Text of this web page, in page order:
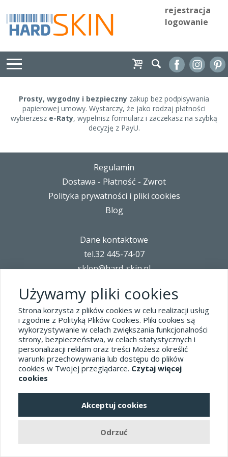
rejestracja
logowanie
Prosty, wygodny i bezpieczny zakup bez podpisywania
papierowej umowy. Wystarczy, że jako rodzaj płatności
wybierzesz e-Raty, wypełnisz formularz i zaczekasz na szybką
decyzję z PayU.
Regulamin
Dostawa - Płatność - Zwrot
Polityka prywatności i pliki cookies
Blog
Dane kontaktowe
tel.32 445-74-07
sklep@hard-skin.pl
Realizacja: KM7.pl
pełna wersja sklepu
Używamy pliki cookies
Strona korzysta z plików cookies w celu realizacji usług
i zgodnie z Polityką Plików Cookies. Pliki cookies są
wykorzystywanie w celach zwiększania funkcjonalności
strony, bezpieczeństwa, w celach statystycznych i
personalizacji reklam oraz treści Możesz określić
warunki przechowywania lub dostępu do plików
cookies w Twojej przeglądarce. Czytaj więcej
cookies
Akceptuj cookies
Odrzuć